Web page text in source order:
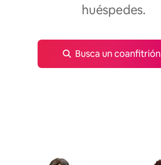
huéspedes.
Busca un coanfitrión